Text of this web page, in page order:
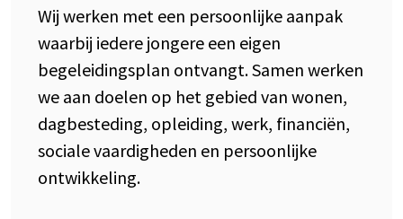
Wij werken met een persoonlijke aanpak
waarbij iedere jongere een eigen
begeleidingsplan ontvangt. Samen werken
we aan doelen op het gebied van wonen,
dagbesteding, opleiding, werk, financiën,
sociale vaardigheden en persoonlijke
ontwikkeling.